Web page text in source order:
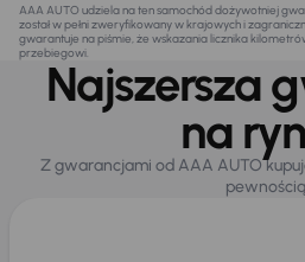
AAA AUTO udziela na ten samochód dożywotniej
został w pełni zweryfikowany w krajowych i
gwarantuje na piśmie, że wskazania licznika
przebiegowi.
Najszersza
na
Z gwarancjami od AAA AUTO
pewnością